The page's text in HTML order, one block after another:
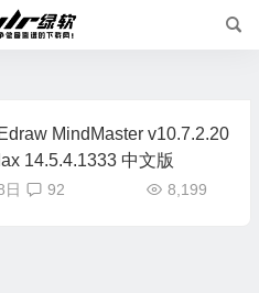
MindMaster v10.7.2.20
14.5.4.1333 中文版
8,199
92